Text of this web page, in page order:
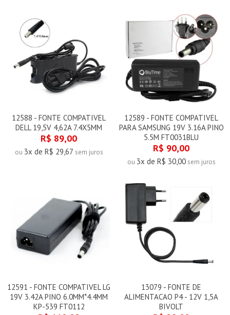
12588 - FONTE COMPATIVEL
DELL 19,5V 4,62A 7.4X5MM
R$ 89,00
ou 3x de R$ 29,67 sem juros
12589 - FONTE COMPATIVEL
PARA SAMSUNG 19V 3.16A PINO
5.5M FT0031BLU
R$ 90,00
ou 3x de R$ 30,00sem juros
12591 - FONTE COMPATIVEL LG
19V 3.42A PINO 6.0MM*4.4MM
KP-539 FT0112
13079 - FONTE DE
ALIMENTACAO P4 - 12V 1,5A
BIVOLT